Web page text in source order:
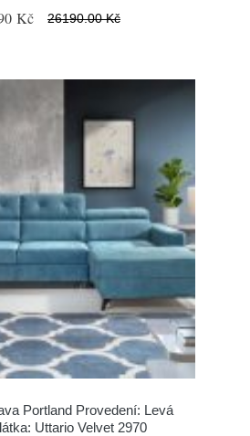
Kč 26190.00 Kč
Portland Provedení: Levá
Uttario Velvet 2970